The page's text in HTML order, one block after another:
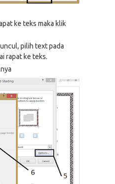
ke teks maka klik
pilih text pada
rapat ke teks.